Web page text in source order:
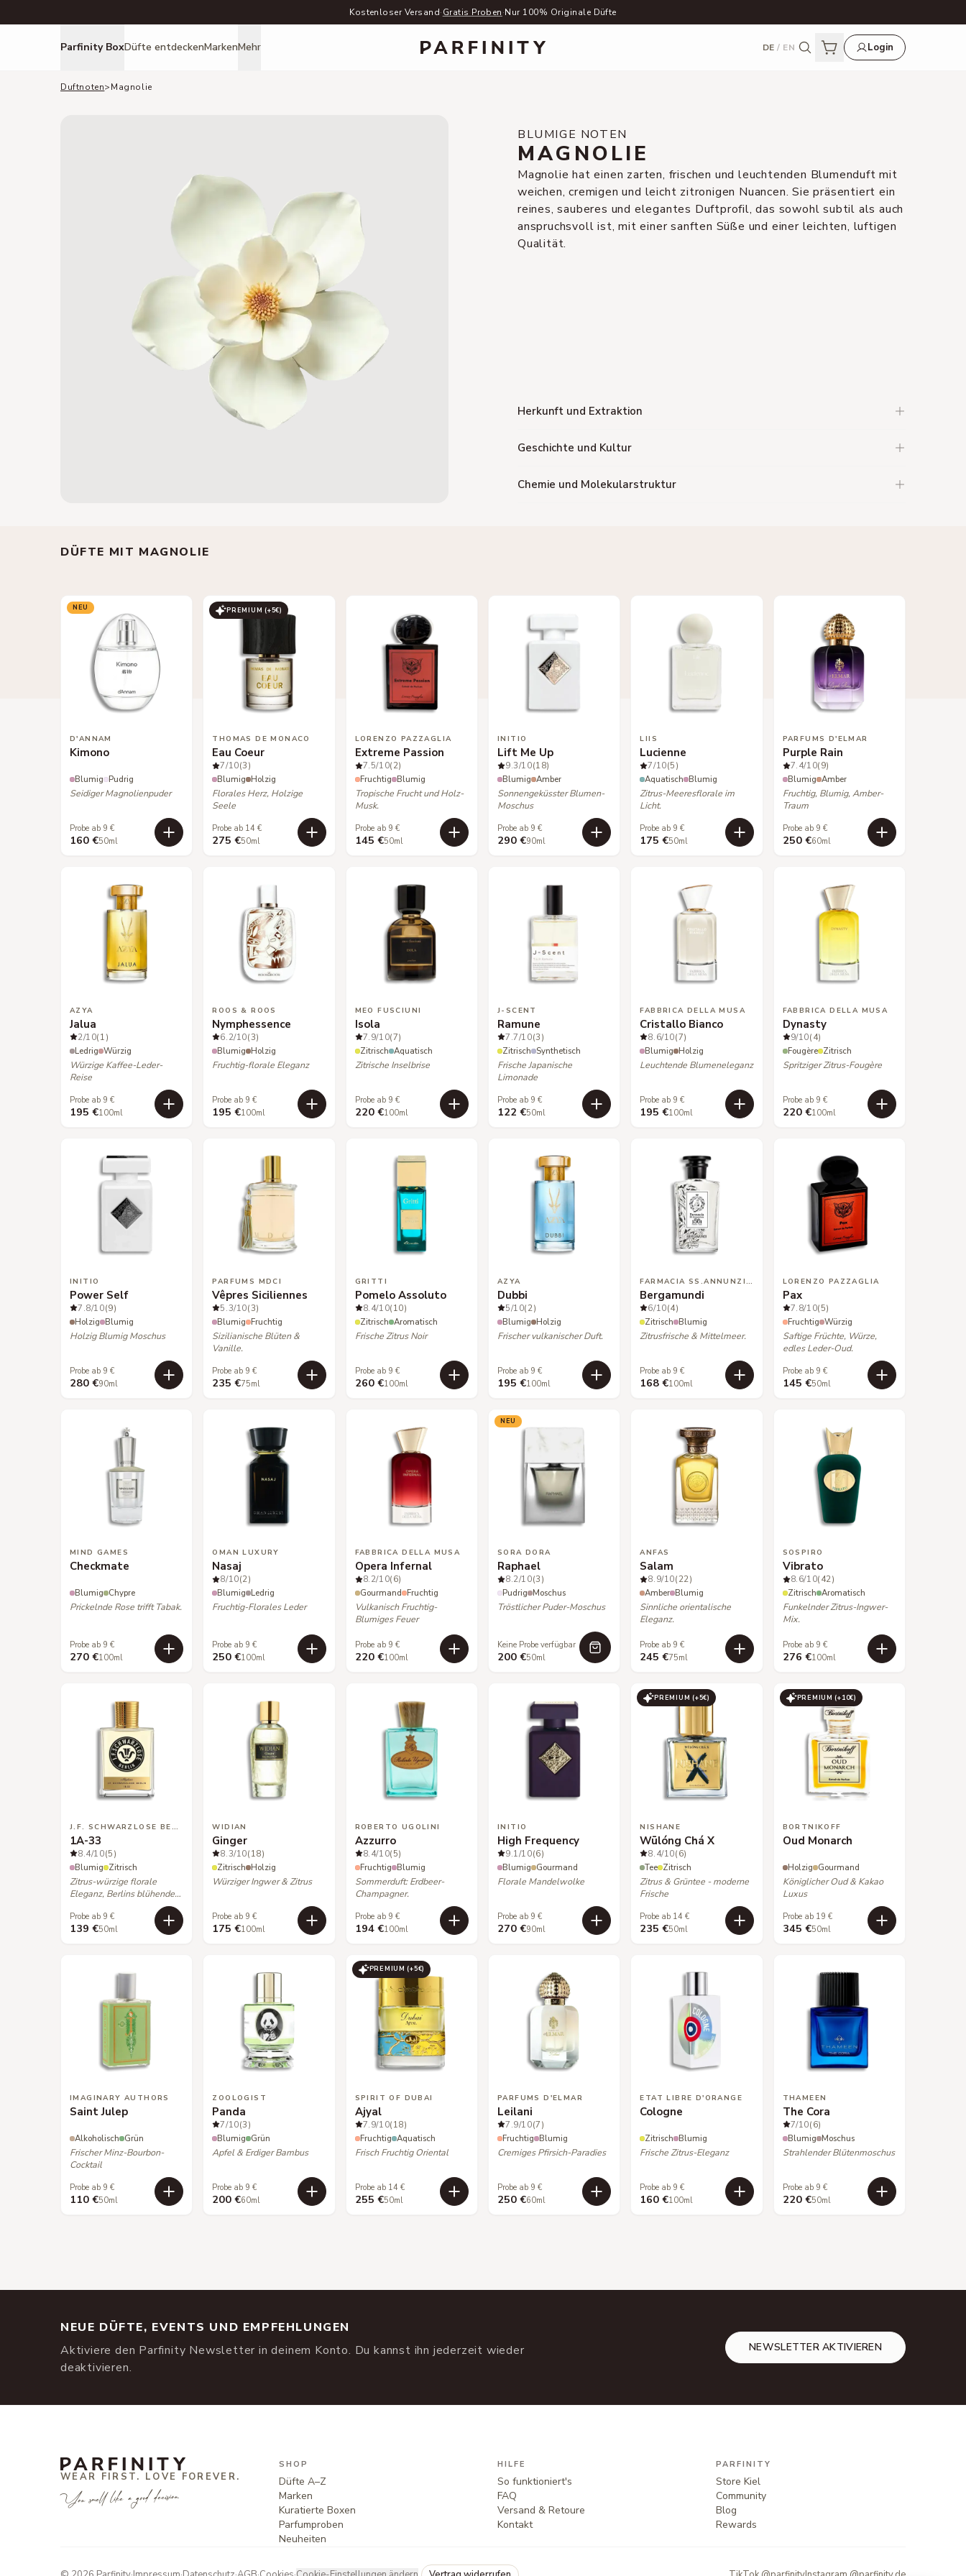
Kostenloser Versand·Gratis Proben·Nur 100% Originale Düfte
Parfinity BoxDüfte entdeckenMarkenMehr DE / EN Login
Duftnoten>Magnolie
BLUMIGE NOTEN
MAGNOLIE
Magnolie hat einen zarten, frischen und leuchtenden Blumenduft mit
weichen, cremigen und leicht zitronigen Nuancen. Sie präsentiert ein
reines, sauberes und elegantes Duftprofil, das sowohl subtil als auch
anspruchsvoll ist, mit einer sanften Süße und einer leichten, luftigen
Qualität.
Herkunft und Extraktion
Geschichte und Kultur
Chemie und Molekularstruktur
DÜFTE MIT MAGNOLIE
NEU
D'ANNAM
Kimono
Blumig Pudrig
Seidiger Magnolienpuder
Probe ab 9 €
160 €50ml
PREMIUM (+5€)
THOMAS DE MONACO
Eau Coeur
7/10(3)
Blumig Holzig
Florales Herz, Holzige
Seele
Probe ab 14 €
275 €50ml
LORENZO PAZZAGLIA
Extreme Passion
7.5/10(2)
Fruchtig Blumig
Tropische Frucht und Holz-
Musk.
Probe ab 9 €
145 €50ml
INITIO
Lift Me Up
9.3/10(18)
Blumig Amber
Sonnengeküsster Blumen-
Moschus
Probe ab 9 €
290 €90ml
LIIS
Lucienne
7/10(5)
Aquatisch Blumig
Zitrus-Meeresflorale im
Licht.
Probe ab 9 €
175 €50ml
PARFUMS D'ELMAR
Purple Rain
7.4/10(9)
Blumig Amber
Fruchtig, Blumig, Amber-
Traum
Probe ab 9 €
250 €60ml
AZYA
Jalua
2/10(1)
Ledrig Würzig
Würzige Kaffee-Leder-
Reise
Probe ab 9 €
195 €100ml
ROOS & ROOS
Nymphessence
6.2/10(3)
Blumig Holzig
Fruchtig-florale Eleganz
Probe ab 9 €
195 €100ml
MEO FUSCIUNI
Isola
7.9/10(7)
Zitrisch Aquatisch
Zitrische Inselbrise
Probe ab 9 €
220 €100ml
J-SCENT
Ramune
7.7/10(3)
Zitrisch Synthetisch
Frische Japanische
Limonade
Probe ab 9 €
122 €50ml
FABBRICA DELLA MUSA
Cristallo Bianco
8.6/10(7)
Blumig Holzig
Leuchtende Blumeneleganz
Probe ab 9 €
195 €100ml
FABBRICA DELLA MUSA
Dynasty
9/10(4)
Fougère Zitrisch
Spritziger Zitrus-Fougère
Probe ab 9 €
220 €100ml
INITIO
Power Self
7.8/10(9)
Holzig Blumig
Holzig Blumig Moschus
Probe ab 9 €
280 €90ml
PARFUMS MDCI
Vêpres Siciliennes
5.3/10(3)
Blumig Fruchtig
Sizilianische Blüten &
Vanille.
Probe ab 9 €
235 €75ml
GRITTI
Pomelo Assoluto
8.4/10(10)
Zitrisch Aromatisch
Frische Zitrus Noir
Probe ab 9 €
260 €100ml
AZYA
Dubbi
5/10(2)
Blumig Holzig
Frischer vulkanischer Duft.
Probe ab 9 €
195 €100ml
FARMACIA SS.ANNUNZIATA
Bergamundi
6/10(4)
Zitrisch Blumig
Zitrusfrische & Mittelmeer.
Probe ab 9 €
168 €100ml
LORENZO PAZZAGLIA
Pax
7.8/10(5)
Fruchtig Würzig
Saftige Früchte, Würze,
edles Leder-Oud.
Probe ab 9 €
145 €50ml
MIND GAMES
Checkmate
Blumig Chypre
Prickelnde Rose trifft Tabak.
Probe ab 9 €
270 €100ml
OMAN LUXURY
Nasaj
8/10(2)
Blumig Ledrig
Fruchtig-Florales Leder
Probe ab 9 €
250 €100ml
FABBRICA DELLA MUSA
Opera Infernal
8.2/10(6)
Gourmand Fruchtig
Vulkanisch Fruchtig-
Blumiges Feuer
Probe ab 9 €
220 €100ml
NEU
SORA DORA
Raphael
8.2/10(3)
Pudrig Moschus
Tröstlicher Puder-Moschus
Keine Probe verfügbar
200 €50ml
ANFAS
Salam
8.9/10(22)
Amber Blumig
Sinnliche orientalische
Eleganz.
Probe ab 9 €
245 €75ml
SOSPIRO
Vibrato
8.6/10(42)
Zitrisch Aromatisch
Funkelnder Zitrus-Ingwer-
Mix.
Probe ab 9 €
276 €100ml
J.F. SCHWARZLOSE BERLIN
1A-33
8.4/10(5)
Blumig Zitrisch
Zitrus-würzige florale
Eleganz, Berlins blühende
Probe ab 9 €
139 €50ml
WIDIAN
Ginger
8.3/10(18)
Zitrisch Holzig
Würziger Ingwer & Zitrus
Probe ab 9 €
175 €100ml
ROBERTO UGOLINI
Azzurro
8.4/10(5)
Fruchtig Blumig
Sommerduft: Erdbeer-
Champagner.
Probe ab 9 €
194 €100ml
INITIO
High Frequency
9.1/10(6)
Blumig Gourmand
Florale Mandelwolke
Probe ab 9 €
270 €90ml
PREMIUM (+5€)
NISHANE
Wūlóng Chá X
8.4/10(6)
Tee Zitrisch
Zitrus & Grüntee - moderne
Frische
Probe ab 14 €
235 €50ml
PREMIUM (+10€)
BORTNIKOFF
Oud Monarch
Holzig Gourmand
Königlicher Oud & Kakao
Luxus
Probe ab 19 €
345 €50ml
IMAGINARY AUTHORS
Saint Julep
Alkoholisch Grün
Frischer Minz-Bourbon-
Cocktail
Probe ab 9 €
110 €50ml
ZOOLOGIST
Panda
7/10(3)
Blumig Grün
Apfel & Erdiger Bambus
Probe ab 9 €
200 €60ml
PREMIUM (+5€)
SPIRIT OF DUBAI
Ajyal
7.9/10(18)
Fruchtig Aquatisch
Frisch Fruchtig Oriental
Probe ab 14 €
255 €50ml
PARFUMS D'ELMAR
Leilani
7.9/10(7)
Fruchtig Blumig
Cremiges Pfirsich-Paradies
Probe ab 9 €
250 €60ml
ETAT LIBRE D'ORANGE
Cologne
Zitrisch Blumig
Frische Zitrus-Eleganz
Probe ab 9 €
160 €100ml
THAMEEN
The Cora
7/10(6)
Blumig Moschus
Strahlender Blütenmoschus
Probe ab 9 €
220 €50ml
NEUE DÜFTE, EVENTS UND EMPFEHLUNGEN
Aktiviere den Parfinity Newsletter in deinem Konto. Du kannst ihn jederzeit wieder
deaktivieren.
NEWSLETTER AKTIVIEREN
WEAR FIRST. LOVE FOREVER.
You smell like a good decision.
SHOP
Düfte A–Z
Marken
Kuratierte Boxen
Parfumproben
Neuheiten
HILFE
So funktioniert's
FAQ
Versand & Retoure
Kontakt
PARFINITY
Store Kiel
Community
Blog
Rewards